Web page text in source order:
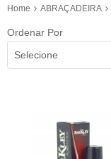
Home ABRAÇADEIRA
Ordenar Por
Selecione